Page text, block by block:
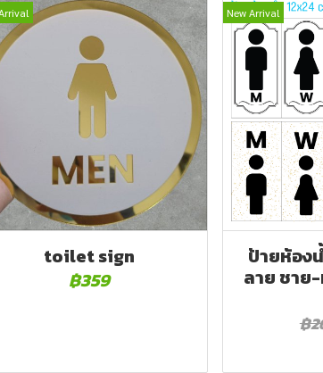
toilet sign
฿359
New Arrival
ป้ายห้อง
ลาย ชาย
฿